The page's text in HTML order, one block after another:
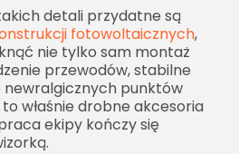
detali przydatne są
fotowoltaicznych,
nie tylko sam montaż
przewodów, stabilne
punktów
właśnie drobne akcesoria
ekipy kończy się